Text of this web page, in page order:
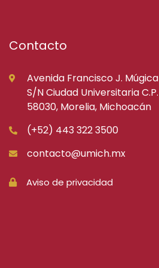
Contacto
Avenida Francisco J. Múgica
S/N Ciudad Universitaria C.P.
58030, Morelia, Michoacán
(+52) 443 322 3500
contacto@umich.mx
Aviso de privacidad